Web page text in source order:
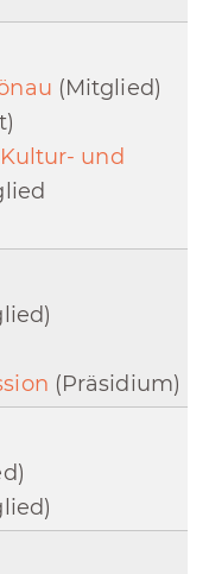
(Mitglied)
und
(Präsidium)